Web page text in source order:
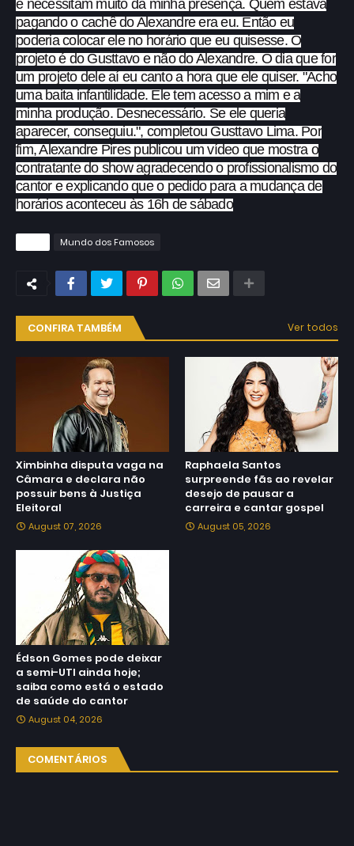
e necessitam muito da minha presença. Quem estava
pagando o cachê do Alexandre era eu. Então eu
poderia colocar ele no horário que eu quisesse. O
projeto é do Gusttavo e não do Alexandre. O dia que for
um projeto dele aí eu canto a hora que ele quiser. "Acho
uma baita infantilidade. Ele tem acesso a mim e a
minha produção. Desnecessário. Se ele queria
aparecer, conseguiu.", completou Gusttavo Lima. Por
fim, Alexandre Pires publicou um vídeo que mostra o
contratante do show agradecendo o profissionalismo do
cantor e explicando que o pedido para a mudança de
horários aconteceu às 16h de sábado
Mundo dos Famosos
CONFIRA TAMBÉM Ver todos
Ximbinha disputa vaga na
Câmara e declara não
possuir bens à Justiça
Eleitoral
August 07, 2026
Raphaela Santos
surpreende fãs ao revelar
desejo de pausar a
carreira e cantar gospel
August 05, 2026
Édson Gomes pode deixar
a semi-UTI ainda hoje;
saiba como está o estado
de saúde do cantor
August 04, 2026
COMENTÁRIOS